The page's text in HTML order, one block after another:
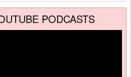
PODCASTS